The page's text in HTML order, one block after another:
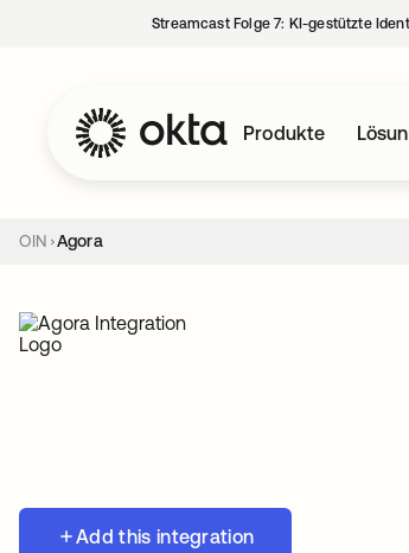
Streamcast Folge 7: KI-gestützte
Produkte
OIN Agora
Add this integration